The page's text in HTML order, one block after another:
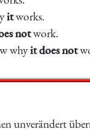
itworks.
notwork.
whyit does not
unverändert